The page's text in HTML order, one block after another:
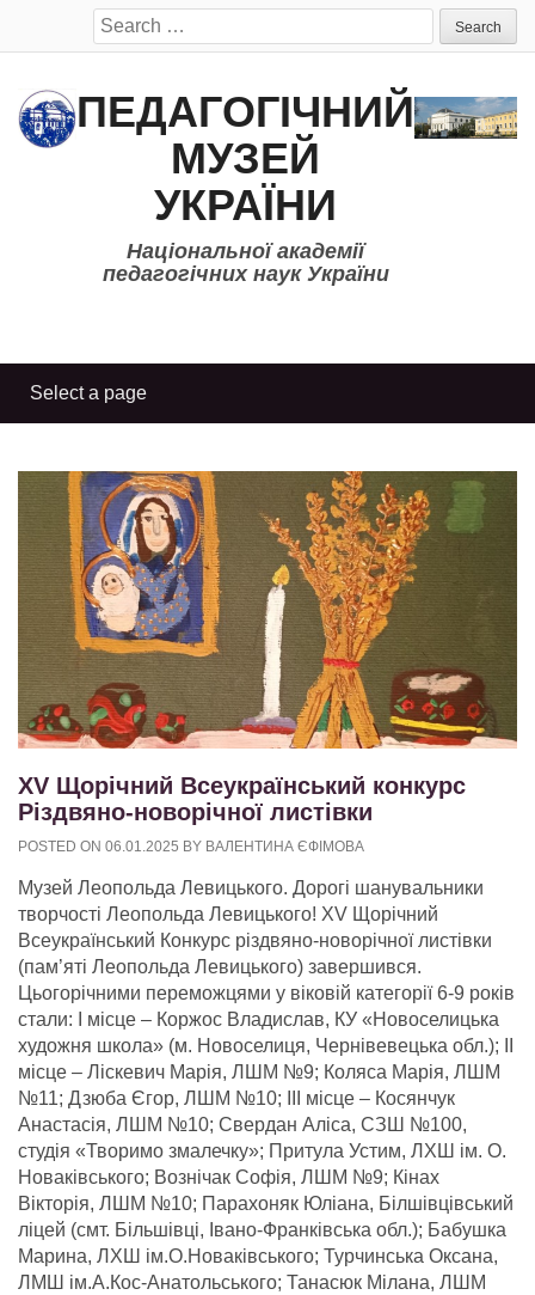
Search
for:
ПЕДАГОГІЧНИЙ
МУЗЕЙ
УКРАЇНИ
Національної академії
педагогічних наук України
XV Щорічний Всеукраїнський конкурс
Різдвяно-новорічної листівки
POSTED ON 06.01.2025 BY ВАЛЕНТИНА ЄФІМОВА
Музей Леопольда Левицького. Дорогі шанувальники
творчості Леопольда Левицького! XV Щорічний
Всеукраїнський Конкурс різдвяно-новорічної листівки
(пам’яті Леопольда Левицького) завершився.
Цьогорічними переможцями у віковій категорії 6-9 років
стали: І місце – Коржос Владислав, КУ «Новоселицька
художня школа» (м. Новоселиця, Чернівевецька обл.); ІІ
місце – Ліскевич Марія, ЛШМ №9; Коляса Марія, ЛШМ
№11; Дзюба Єгор, ЛШМ №10; ІІІ місце – Косянчук
Анастасія, ЛШМ №10; Свердан Аліса, СЗШ №100,
студія «Творимо змалечку»; Притула Устим, ЛХШ ім. О.
Новаківського; Вознічак Софія, ЛШМ №9; Кінах
Вікторія, ЛШМ №10; Парахоняк Юліана, Білшівцівський
ліцей (смт. Більшівці, Івано-Франківська обл.); Бабушка
Марина, ЛХШ ім.О.Новаківського; Турчинська Оксана,
ЛМШ ім.А.Кос-Анатольського; Танасюк Мілана, ЛШМ